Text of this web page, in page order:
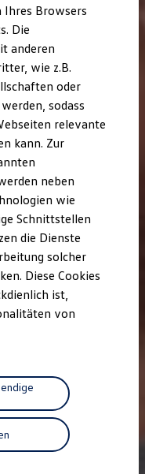
finden
und Shop
Browsers
Die
anderen
wie z.B.
oder
sodass
relevante
kann. Zur
neben
wie
Schnittstellen
die Dienste
solcher
Diese Cookies
ist,
von